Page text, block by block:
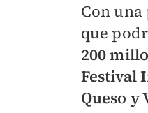
Con
que
200
Festival
Queso y